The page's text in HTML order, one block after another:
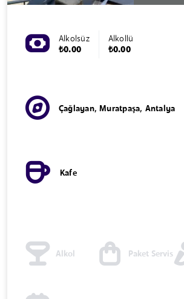
Alkolsüz
₺0.00
Alkollü
₺0.00
Çağlayan, Muratpaşa, Antalya
Kafe
Alkol Paket Servis